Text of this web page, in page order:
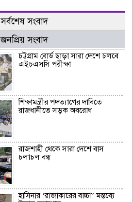
সর্বশেষ সংবাদ
জনপ্রিয় সংবাদ
চট্টগ্রাম বোর্ড ছাড়া সারা দেশে চলবে
এইচএসসি পরীক্ষা
শিক্ষামন্ত্রীর পদত্যাগের দাবিতে
রাজধানীতে সড়ক অবরোধ
রাজশাহী থেকে সারা দেশে বাস
চলাচল বন্ধ
হাসিনার ‘রাজাকারের বাচ্চা’ মন্তব্যে